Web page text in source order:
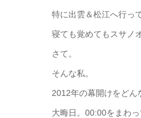
特に出雲＆松江へ行っ
寝ても覚めてもスサノ
さて。
そんな私。
2012年の幕開けをどん
大晦日。00:00をまわっ